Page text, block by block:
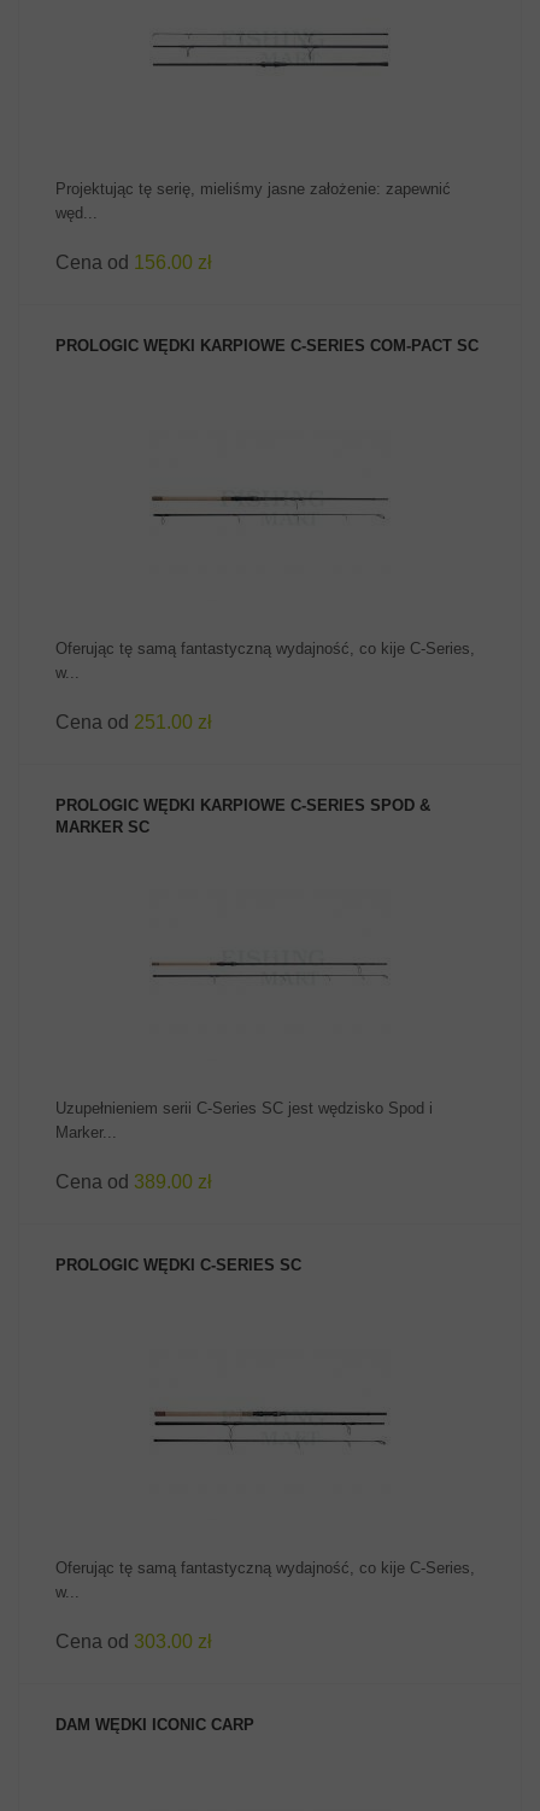
Projektując tę serię, mieliśmy jasne założenie: zapewnić
węd...
Cena od 156.00 zł
PROLOGIC WĘDKI KARPIOWE C-SERIES COM-PACT SC
Oferując tę samą fantastyczną wydajność, co kije C-Series,
w...
Cena od 251.00 zł
PROLOGIC WĘDKI KARPIOWE C-SERIES SPOD &
MARKER SC
Uzupełnieniem serii C-Series SC jest wędzisko Spod i
Marker...
Cena od 389.00 zł
PROLOGIC WĘDKI C-SERIES SC
Oferując tę samą fantastyczną wydajność, co kije C-Series,
w...
Cena od 303.00 zł
DAM WĘDKI ICONIC CARP